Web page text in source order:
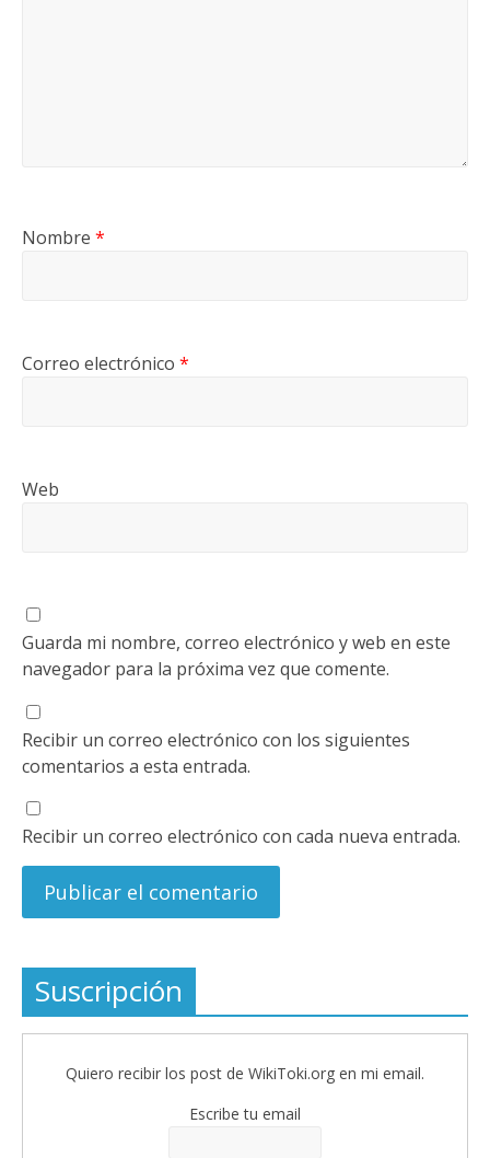
Nombre *
Correo electrónico *
Web
Guarda mi nombre, correo electrónico y web en este
navegador para la próxima vez que comente.
Recibir un correo electrónico con los siguientes
comentarios a esta entrada.
Recibir un correo electrónico con cada nueva entrada.
Suscripción
Quiero recibir los post de WikiToki.org en mi email.
Escribe tu email